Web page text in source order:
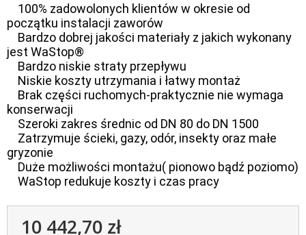
100% zadowolonych klientów w okresie od
początku instalacji zaworów
Bardzo dobrej jakości materiały z jakich wykonany
jest WaStop®
Bardzo niskie straty przepływu
Niskie koszty utrzymania i łatwy montaż
Brak części ruchomych-praktycznie nie wymaga
konserwacji
Szeroki zakres średnic od DN 80 do DN 1500
Zatrzymuje ścieki, gazy, odór, insekty oraz małe
gryzonie
Duże możliwości montażu( pionowo bądź poziomo)
WaStop redukuje koszty i czas pracy
10 442,70 zł